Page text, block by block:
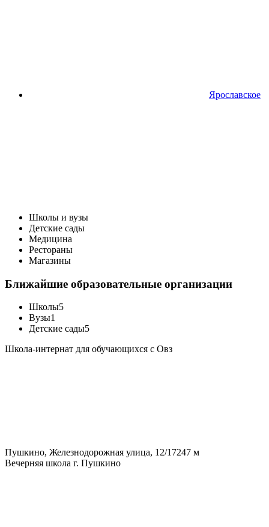
Ярославское
Школы и вузы
Детские сады
Медицина
Рестораны
Магазины
Ближайшие образовательные организации
Школы5
Вузы1
Детские сады5
Школа-интернат для обучающихся с Овз
Пушкино, Железнодорожная улица, 12/17247 м
Вечерняя школа г. Пушкино